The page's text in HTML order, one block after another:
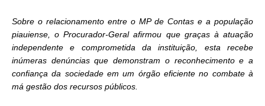
Sobre o relacionamento entre o MP de Contas e a população
piauiense, o Procurador-Geral afirmou que graças à atuação
independente e comprometida da instituição, esta recebe
inúmeras denúncias que demonstram o reconhecimento e a
confiança da sociedade em um órgão eficiente no combate à
má gestão dos recursos públicos.